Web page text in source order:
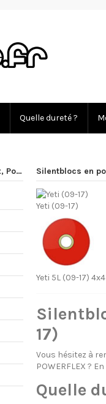
Quelle dureté ?
Silentblocs en
Yeti (09-17)
Yeti 5L (09-17) 4x4
17)
Vous hésitez à
POWERFLEX ?
Quelle
Silentblocs en polyuréthane Strongflex, PowerFlex